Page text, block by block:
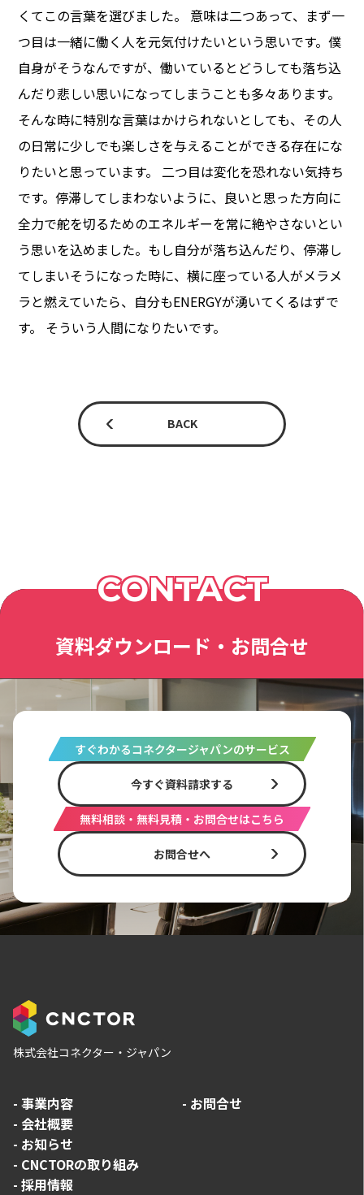
くてこの言葉を選びました。 意味は二つあって、まず一
つ目は一緒に働く人を元気付けたいという思いです。僕
自身がそうなんですが、働いているとどうしても落ち込
んだり悲しい思いになってしまうことも多々あります。
そんな時に特別な言葉はかけられないとしても、その人
の日常に少しでも楽しさを与えることができる存在にな
りたいと思っています。 二つ目は変化を恐れない気持ち
です。停滞してしまわないように、良いと思った方向に
全力で舵を切るためのエネルギーを常に絶やさないとい
う思いを込めました。もし自分が落ち込んだり、停滞し
てしまいそうになった時に、横に座っている人がメラメ
ラと燃えていたら、自分もENERGYが湧いてくるはずで
す。 そういう人間になりたいです。
BACK
CONTACT
資料ダウンロード・お問合せ
すぐわかるコネクタージャパンのサービス
今すぐ資料請求する
無料相談・無料見積・お問合せはこちら
お問合せへ
株式会社コネクター・ジャパン
- 事業内容
- 会社概要
- お知らせ
- CNCTORの取り組み
- 採用情報
- お問合せ